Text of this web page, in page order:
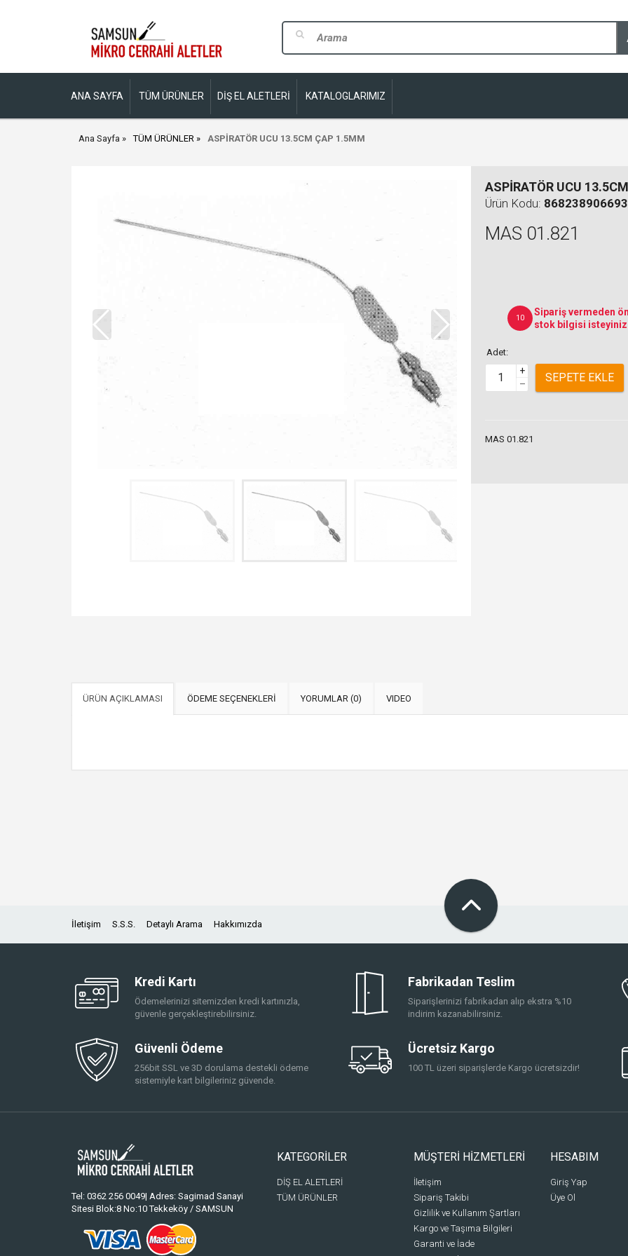
ANA SAYFA TÜM ÜRÜNLER DİŞ EL ALETLERİ KATALOGLARIMIZ
Ana Sayfa TÜM ÜRÜNLER ASPİRATÖR UCU 13.5CM ÇAP 1.5MM
ASPİRATÖR UCU
Ürün Kodu:
MAS 01.821
10
Sipariş vermeden
stok bilgisi
Adet:
+
–
SEPETE EKLE
MAS 01.821
ÜRÜN AÇIKLAMASI ÖDEME SEÇENEKLERİ YORUMLAR (0) VIDEO
İletişim S.S.S. Detaylı Arama Hakkımızda
Kredi Kartı
Ödemelerinizi sitemizden kredi kartınızla,
güvenle gerçekleştirebilirsiniz.
Fabrikadan Teslim
Siparişlerinizi fabrikadan alıp ekstra %10
indirim kazanabilirsiniz.
Güvenli Ödeme
256bit SSL ve 3D dorulama destekli ödeme
sistemiyle kart bilgileriniz güvende.
Ücretsiz Kargo
100 TL üzeri siparişlerde Kargo ücretsizdir!
Tel: 0362 256 0049| Adres: Sagimad Sanayi
Sitesi Blok:8 No:10 Tekkeköy / SAMSUN
KATEGORİLER
DİŞ EL ALETLERİ
TÜM ÜRÜNLER
MÜŞTERİ HİZMETLERİ
İletişim
Sipariş Takibi
Gizlilik ve Kullanım Şartları
Kargo ve Taşıma Bilgileri
Garanti ve İade
HESABIM
Giriş Yap
Üye Ol